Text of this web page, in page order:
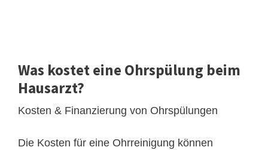
Was kostet eine Ohrspülung beim
Hausarzt?
Kosten & Finanzierung von Ohrspülungen
Die Kosten für eine Ohrreinigung können